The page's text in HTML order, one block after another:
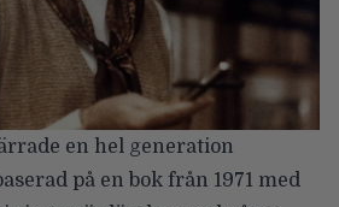
en hel generation
på en bok från 1971 med